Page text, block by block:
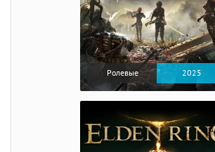
Ролевые 2025